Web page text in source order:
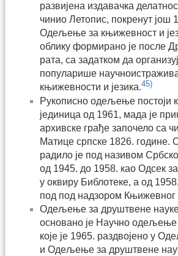
развијена издавачка
чинио Летопис, покренут још
Одељење за књижевност и
облику формирано је после
рата, са задатком да
популарише
књижевности и језика.45)
Рукописно одељење постоји
јединица од 1961, мада је
архивске грађе започело са
Матице српске 1826. године.
радило је под називом
од 1945. до 1958. као Одсек
у оквиру Библотеке, а од
под под надзором
Одељење за друштвене
основано је Научно одељење
које је 1965. раздвојено у
и Одељење за друштвене